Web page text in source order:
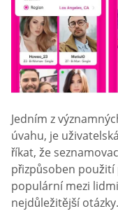
Jedním z
úvahu, je
říkat, že
přizpůsoben
populární mezi
nejdůležitější otázky.